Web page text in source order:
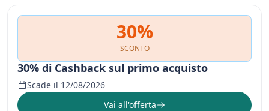
30%
SCONTO
30% di Cashback sul primo acquisto
Scade il 12/08/2026
Vai all'offerta